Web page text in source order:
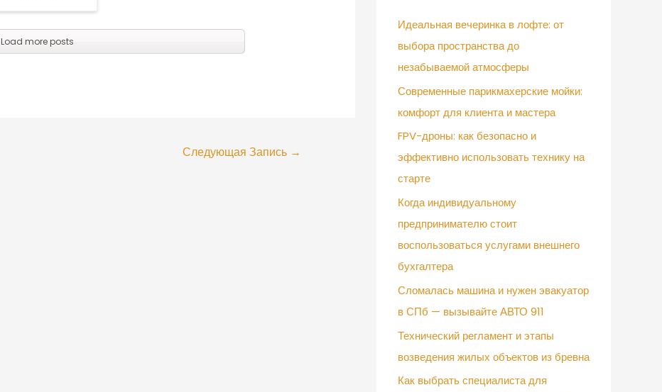
Load more posts
Следующая Запись →
Идеальная вечеринка в лофте: от
выбора пространства до
незабываемой атмосферы
Современные парикмахерские мойки:
комфорт для клиента и мастера
FPV-дроны: как безопасно и
эффективно использовать технику на
старте
Когда индивидуальному
предпринимателю стоит
воспользоваться услугами внешнего
бухгалтера
Сломалась машина и нужен эвакуатор
в СПб — вызывайте АВТО 911
Технический регламент и этапы
возведения жилых объектов из бревна
Как выбрать специалиста для